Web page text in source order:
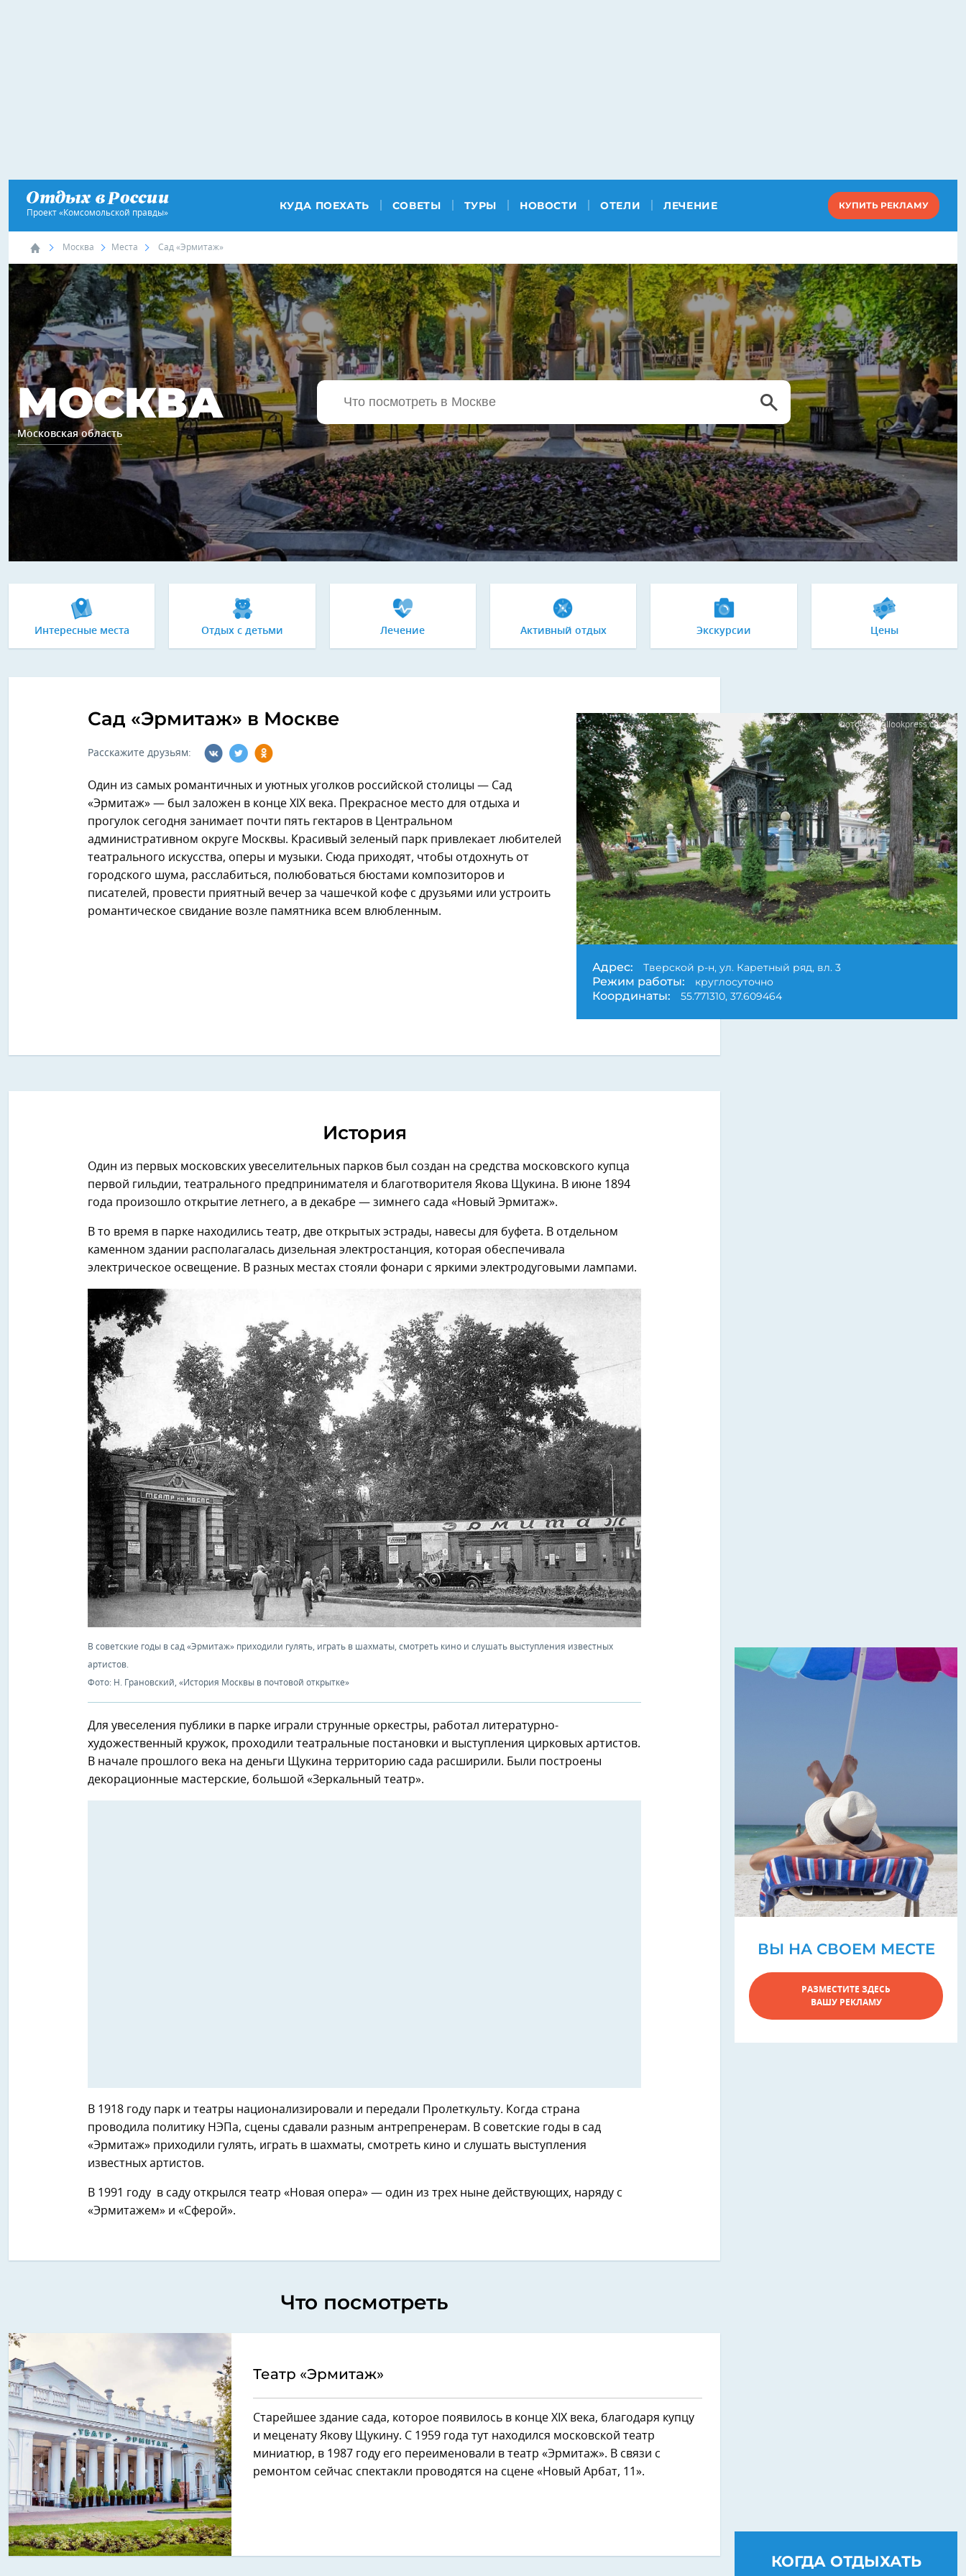
Проект «Комсомольской правды»
КУДА ПОЕХАТЬ СОВЕТЫ ТУРЫ НОВОСТИ ОТЕЛИ ЛЕЧЕНИЕ КУПИТЬ РЕКЛАМУ
Москва Места Сад «Эрмитаж»
МОСКВА
Московская область
Интересные места Отдых с детьми Лечение Активный отдых Экскурсии Цены
Сад «Эрмитаж» в Москве
Расскажите друзьям:
Один из самых романтичных и уютных уголков российской столицы — Сад
«Эрмитаж» — был заложен в конце XIX века. Прекрасное место для отдыха и
прогулок сегодня занимает почти пять гектаров в Центральном
административном округе Москвы. Красивый зеленый парк привлекает любителей
театрального искусства, оперы и музыки. Сюда приходят, чтобы отдохнуть от
городского шума, расслабиться, полюбоваться бюстами композиторов и
писателей, провести приятный вечер за чашечкой кофе с друзьями или устроить
романтическое свидание возле памятника всем влюбленным.
Фото: globallookpress.com
Адрес: Тверской р-н, ул. Каретный ряд, вл. 3
Режим работы: круглосуточно
Координаты: 55.771310, 37.609464
История
Один из первых московских увеселительных парков был создан на средства московского купца
первой гильдии, театрального предпринимателя и благотворителя Якова Щукина. В июне 1894
года произошло открытие летнего, а в декабре — зимнего сада «Новый Эрмитаж».
В то время в парке находились театр, две открытых эстрады, навесы для буфета. В отдельном
каменном здании располагалась дизельная электростанция, которая обеспечивала
электрическое освещение. В разных местах стояли фонари с яркими электродуговыми лампами.
В советские годы в сад «Эрмитаж» приходили гулять, играть в шахматы, смотреть кино и слушать выступления известных
артистов.
Фото: Н. Грановский, «История Москвы в почтовой открытке»
Для увеселения публики в парке играли струнные оркестры, работал литературно-
художественный кружок, проходили театральные постановки и выступления цирковых артистов.
В начале прошлого века на деньги Щукина территорию сада расширили. Были построены
декорационные мастерские, большой «Зеркальный театр».
В 1918 году парк и театры национализировали и передали Пролеткульту. Когда страна
проводила политику НЭПа, сцены сдавали разным антрепренерам. В советские годы в сад
«Эрмитаж» приходили гулять, играть в шахматы, смотреть кино и слушать выступления
известных артистов.
В 1991 году в саду открылся театр «Новая опера» — один из трех ныне действующих, наряду с
«Эрмитажем» и «Сферой».
Что посмотреть
Театр «Эрмитаж»
Старейшее здание сада, которое появилось в конце XIX века, благодаря купцу
и меценату Якову Щукину. С 1959 года тут находился московской театр
миниатюр, в 1987 году его переименовали в театр «Эрмитаж». В связи с
ремонтом сейчас спектакли проводятся на сцене «Новый Арбат, 11».
ВЫ НА СВОЕМ МЕСТЕ
РАЗМЕСТИТЕ ЗДЕСЬ
ВАШУ РЕКЛАМУ
КОГДА ОТДЫХАТЬ